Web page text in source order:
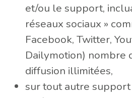
et/ou le support,
réseaux sociaux »
Facebook, Twitter,
Dailymotion) nombre
diffusion illimitées,
sur tout autre